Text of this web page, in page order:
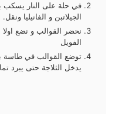
في حلة على النار يسكب
الجيلاتبن و الفانيليا ونقل.
نحضر القوالب و نضع
الفويل
يدخل الثلاجة حتى يبرد